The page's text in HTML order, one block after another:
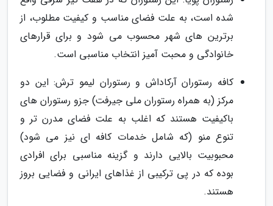
شده است، به علت فضای مناسب و کیفیت مطلوب، از
برترین های شهر محسوب می شود و برای قرارهای
خانوادگی و محبت آمیز انتخاب مناسبی است.
کافه رستوران آرکاداش و رستوران لیمو ترش: این دو
مرکز (به همراه رستوران ملی جیرفت) جزو رستوران های
باکیفیت هستند که اغلب به علت فضای مدرن تر و
تنوع منو (که شامل خدمات کافه ای نیز می شود)
محبوبیت بالایی دارند و گزینه مناسبی برای افرادی
بوده که در پی ترکیبی از غذاهای ایرانی و فضایی بروز
هستند.